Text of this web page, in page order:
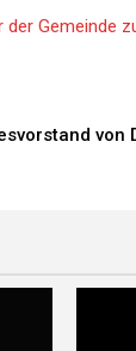
der
von